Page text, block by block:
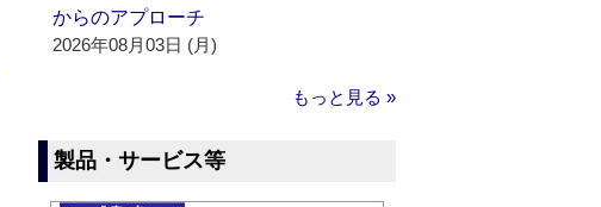
からのアプローチ
2026年08月03日 (月)
もっと見る »
製品・サービス等